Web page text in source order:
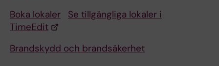
Boka lokaler
Se tillgängliga lokaler i
TimeEdit
Brandskydd och brandsäkerhet